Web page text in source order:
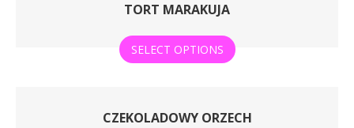
TORT MARAKUJA
SELECT OPTIONS
CZEKOLADOWY ORZECH